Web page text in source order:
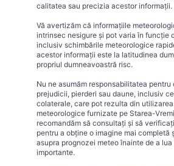
calitatea sau precizia acestor informații.
Vă avertizăm că informațiile
intrinsec nesigure și pot varia în funcție
inclusiv schimbările meteorologice
acestor informații este la latitudinea
propriul dumneavoastră risc.
Nu ne asumăm responsabilitatea
prejudicii, pierderi sau daune, inclusiv
colaterale, care pot rezulta din
meteorologice furnizate pe Starea-
recomandăm să consultați și să
pentru a obține o imagine mai completă
asupra prognozei meteo înainte de a
importante.